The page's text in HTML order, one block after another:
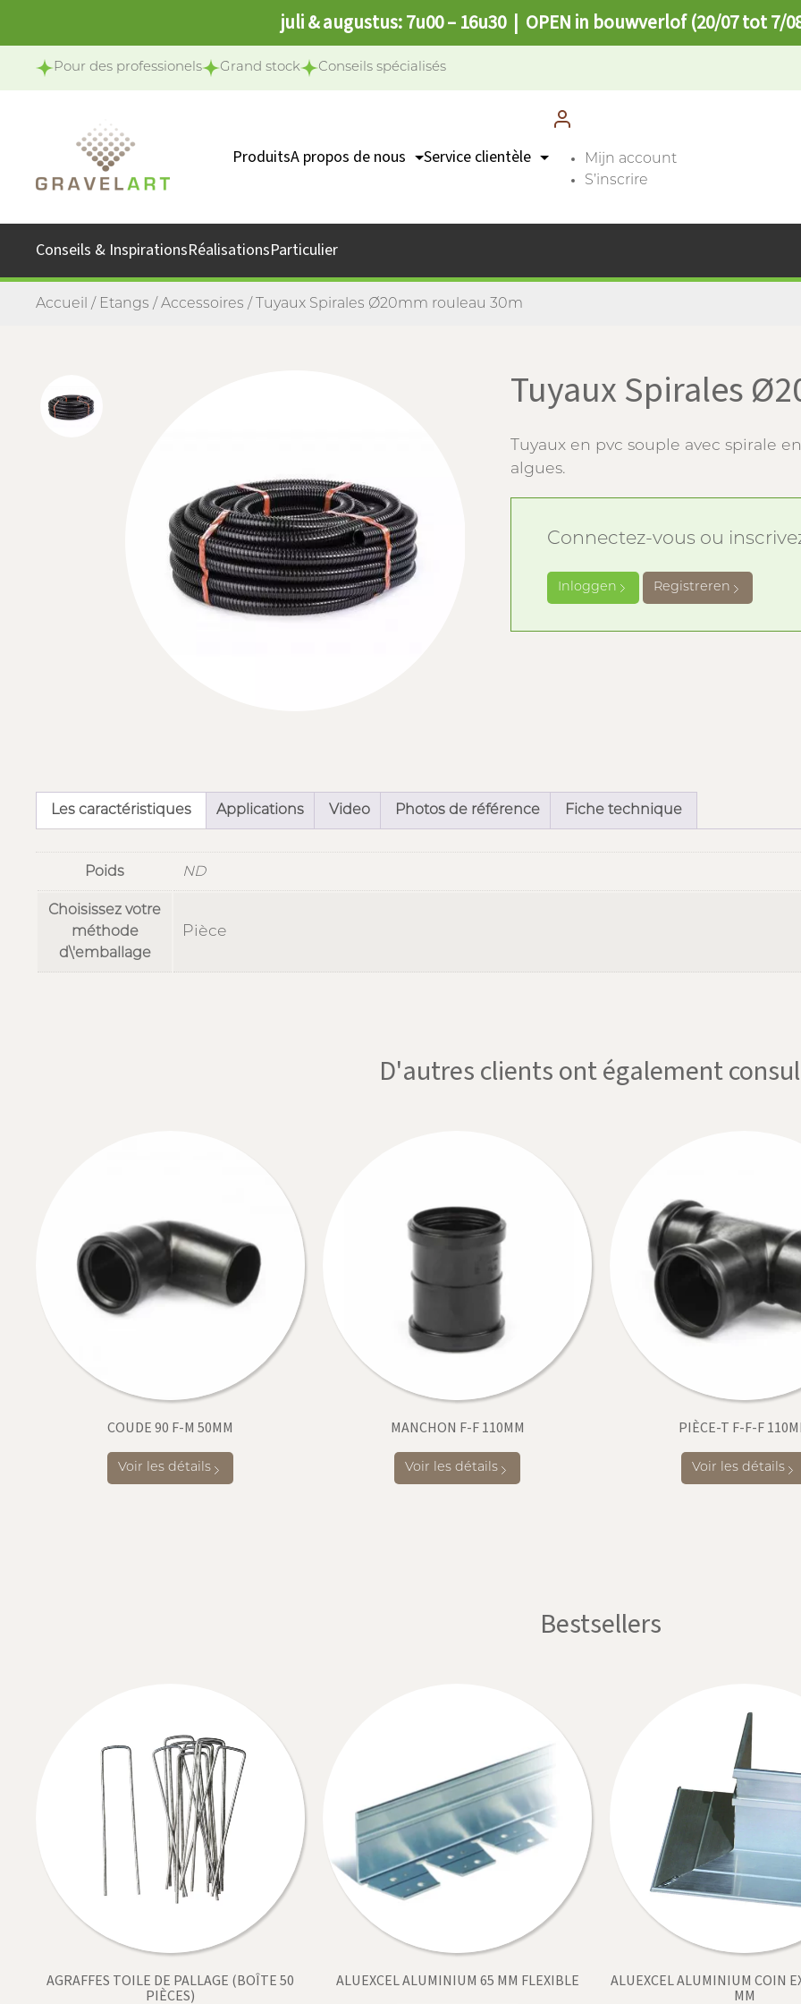
juli & augustus: 7u00 – 16u30 | OPEN in bouwverlof (20/07 tot 7/
Pour des professionels Grand stock Conseils spécialisés
ProduitsA propos de nous
Notre mission
Service clientèle
Points de collecte
Mijn account
S’inscrire
Conseils & InspirationsRéalisationsParticulier
Accueil / Etangs / Accessoires / Tuyaux Spirales Ø20mm rouleau 30m
Tuyaux Spirales
Tuyaux en pvc souple avec spirale
algues.
Connectez-vous ou
Inloggen Registreren
Les caractéristiques Applications Video Photos de référence Fiche technique
Poids ND
Choisissez votre
méthode
d\'emballage
Pièce
D'autres clients ont également
COUDE 90 F-M 50MM
Voir les détails
MANCHON F-F 110MM
Voir les détails
PIÈCE-T F-F-F
Voir les détails
Bestsellers
AGRAFFES TOILE DE PALLAGE (BOÎTE 50
PIÈCES)
ALUEXCEL ALUMINIUM 65 MM FLEXIBLE ALUEXCEL ALUMINIUM COIN
MM